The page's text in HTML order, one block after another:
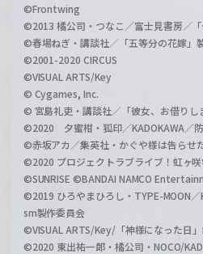
©Frontwing
©2013 橘公司・つなこ／富士見書房／
©春場ねぎ・講談社／「五等分の花嫁」
©2001-2020 CIRCUS
©VISUAL ARTS/Key
© Cygames, Inc.
© 宮島礼吏・講談社／「彼女、お借りし
©2020 夕蜜柑・狐印／KADOKAWA／
©赤坂アカ／集英社・かぐや様は告らせ
©2020 プロジェクトラブライブ！虹ヶ
©SUNRISE ©BANDAI NAMCO
©2019 ひろやまひろし・TYPE-MOON
sm製作委員会
©VISUAL ARTS/Key/「神様になった日
©2020 東出祐一郎・橘公司・NOCO/